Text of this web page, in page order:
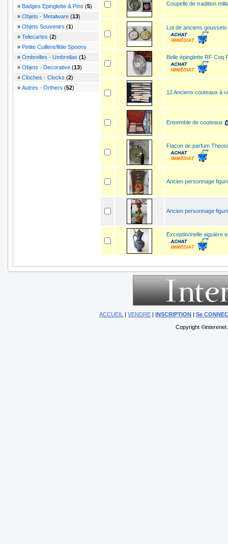
» Badges Epinglette & Pins (5)
» Objets - Metalware (13)
» Objets Souvenirs (1)
» Telecartes (2)
» Petite Cuillere/little Spoons
» Ombrelles - Umbrellas (1)
» Objets - Decorative (13)
» Cloches - Clocks (2)
» Autres - Orthers (52)
Coupelle de tradition
Lot de anciens
Belle épinglette RF Coq
12 Anciens couteaux à
Ensemble de couteaux
Flacon de parfum
Ancien personnage
Ancien personnage
Exceptionnelle aiguière
ACCUEIL |VENDRE |INSCRIPTION |Se
Copyright